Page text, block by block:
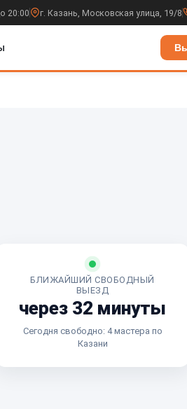
20:00 г. Казань, Московская улица, 19/8
БЛИЖАЙШИЙ СВОБОДНЫЙ
ВЫЕЗД
через 32 минуты
Сегодня свободно: 4 мастера по
Казани